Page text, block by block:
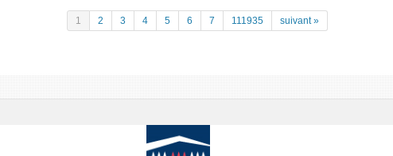
1 2 3 4 5 6 7 111935 suivant »